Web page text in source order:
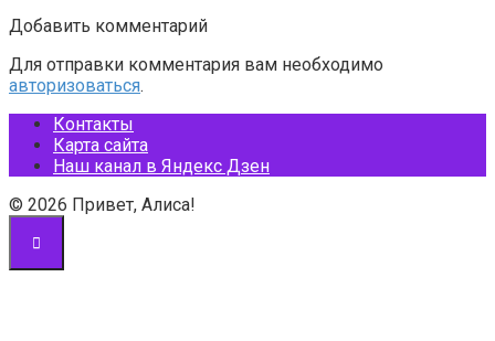
Добавить комментарий
Для отправки комментария вам необходимо
авторизоваться.
Контакты
Карта сайта
Наш канал в Яндекс Дзен
© 2026 Привет, Алиса!